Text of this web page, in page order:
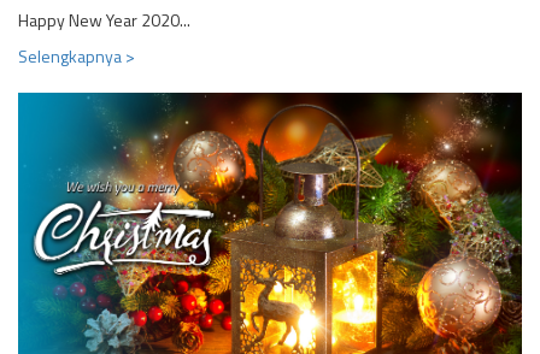
Happy New Year 2020...
Selengkapnya >